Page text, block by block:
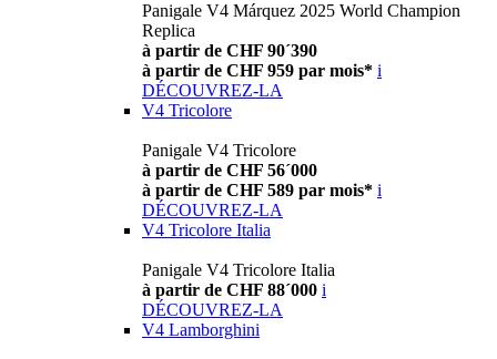
Panigale V4 Márquez 2025 World Champion
Replica
à partir de CHF 90´390
à partir de CHF 959 par mois* i
DÉCOUVREZ-LA
V4 Tricolore
Panigale V4 Tricolore
à partir de CHF 56´000
à partir de CHF 589 par mois* i
DÉCOUVREZ-LA
V4 Tricolore Italia
Panigale V4 Tricolore Italia
à partir de CHF 88´000 i
DÉCOUVREZ-LA
V4 Lamborghini